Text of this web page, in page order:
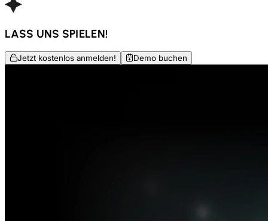
LASS UNS SPIELEN!
Jetzt kostenlos anmelden! Demo buchen